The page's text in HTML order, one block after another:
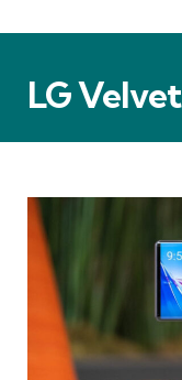
LG Velvet